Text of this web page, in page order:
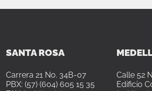
SANTA ROSA
Carrera 21 No. 34B-07
PBX: (57) (604) 605 15 35
Calle 52
Edificio